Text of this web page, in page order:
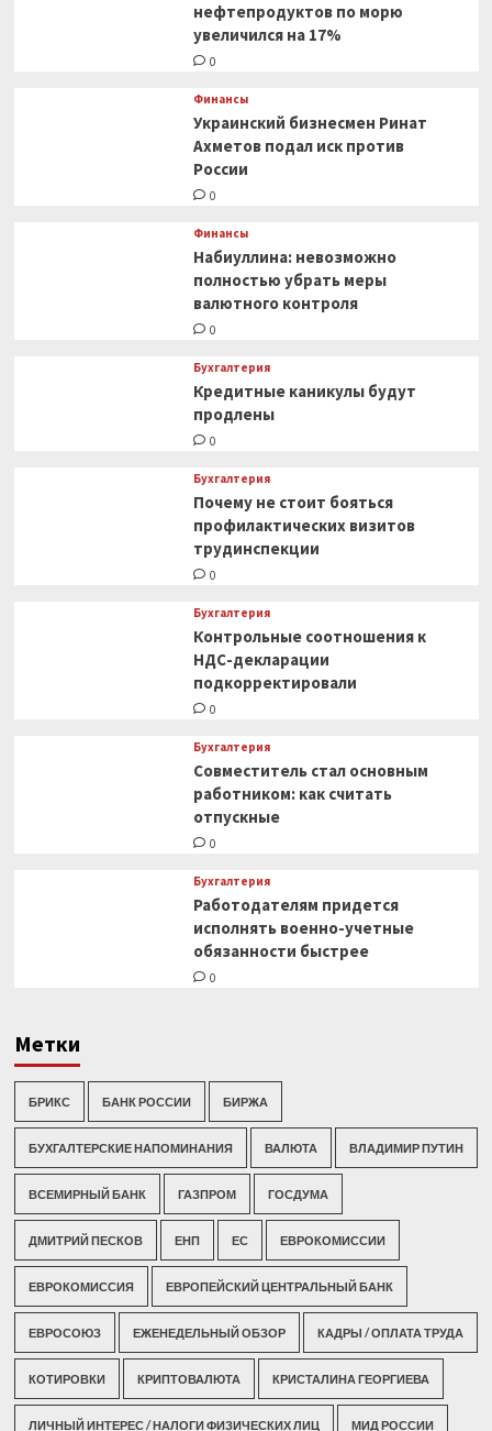
нефтепродуктов по морю
увеличился на 17%
0
Финансы
Украинский бизнесмен Ринат
Ахметов подал иск против
России
0
Финансы
Набиуллина: невозможно
полностью убрать меры
валютного контроля
0
Бухгалтерия
Кредитные каникулы будут
продлены
0
Бухгалтерия
Почему не стоит бояться
профилактических визитов
трудинспекции
0
Бухгалтерия
Контрольные соотношения к
НДС-декларации
подкорректировали
0
Бухгалтерия
Совместитель стал основным
работником: как считать
отпускные
0
Бухгалтерия
Работодателям придется
исполнять военно-учетные
обязанности быстрее
0
Метки
БРИКС БАНК РОССИИ БИРЖА
БУХГАЛТЕРСКИЕ НАПОМИНАНИЯ ВАЛЮТА ВЛАДИМИР ПУТИН
ВСЕМИРНЫЙ БАНК ГАЗПРОМ ГОСДУМА
ДМИТРИЙ ПЕСКОВ ЕНП ЕС ЕВРОКОМИССИИ
ЕВРОКОМИССИЯ ЕВРОПЕЙСКИЙ ЦЕНТРАЛЬНЫЙ БАНК
ЕВРОСОЮЗ ЕЖЕНЕДЕЛЬНЫЙ ОБЗОР КАДРЫ / ОПЛАТА ТРУДА
КОТИРОВКИ КРИПТОВАЛЮТА КРИСТАЛИНА ГЕОРГИЕВА
ЛИЧНЫЙ ИНТЕРЕС / НАЛОГИ ФИЗИЧЕСКИХ ЛИЦ МИД РОССИИ